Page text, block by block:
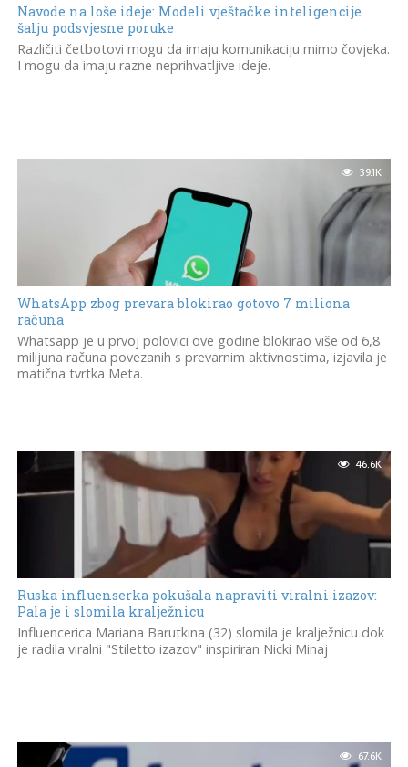
Navode na loše ideje: Modeli vještačke inteligencije
šalju podsvjesne poruke
Različiti četbotovi mogu da imaju komunikaciju mimo čovjeka.
I mogu da imaju razne neprihvatljive ideje.
39.1K
WhatsApp zbog prevara blokirao gotovo 7 miliona
računa
Whatsapp je u prvoj polovici ove godine blokirao više od 6,8
milijuna računa povezanih s prevarnim aktivnostima, izjavila je
matična tvrtka Meta.
46.6K
Ruska influenserka pokušala napraviti viralni izazov:
Pala je i slomila kralježnicu
Influencerica Mariana Barutkina (32) slomila je kralježnicu dok
je radila viralni "Stiletto izazov" inspiriran Nicki Minaj
67.6K